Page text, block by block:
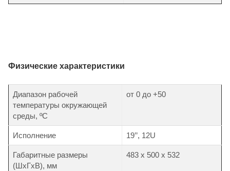
Физические характеристики
Диапазон рабочей
температуры окружающей
среды, ºС
от 0 до +50
Исполнение 19’’, 12U
Габаритные размеры
(ШхГхВ), мм
483 х 500 х 532